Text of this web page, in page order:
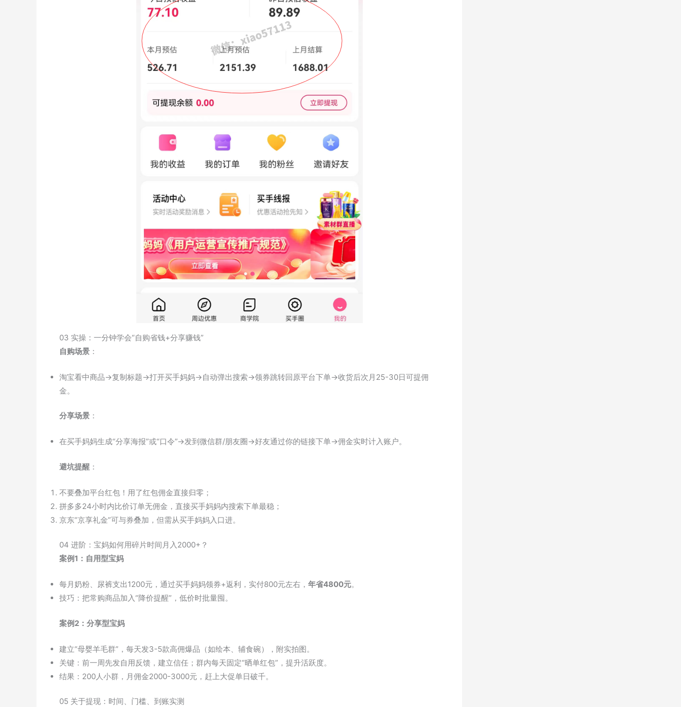
03 实操：一分钟学会“自购省钱+分享赚钱”
自购场景 ：
淘宝看中商品→复制标题→打开买手妈妈→自动弹出搜索→领券跳转回原平台下单→收货后次月25-30日可提佣
金。
分享场景 ：
在买手妈妈生成“分享海报”或“口令”→发到微信群/朋友圈→好友通过你的链接下单→佣金实时计入账户。
避坑提醒 ：
不要叠加平台红包！用了红包佣金直接归零；
拼多多24小时内比价订单无佣金，直接买手妈妈内搜索下单最稳；
京东“京享礼金”可与券叠加，但需从买手妈妈入口进。
04 进阶：宝妈如何用碎片时间月入2000+？
案例1：自用型宝妈
每月奶粉、尿裤支出1200元，通过买手妈妈领券+返利，实付800元左右， 年省4800元。
技巧：把常购商品加入“降价提醒”，低价时批量囤。
案例2：分享型宝妈
建立“母婴羊毛群”，每天发3-5款高佣爆品（如绘本、辅食碗），附实拍图。
关键：前一周先发自用反馈，建立信任；群内每天固定“晒单红包”，提升活跃度。
结果：200人小群，月佣金2000-3000元，赶上大促单日破千。
05 关于提现：时间、门槛、到账实测